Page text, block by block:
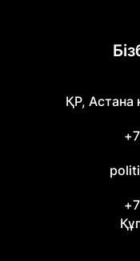
ҚР, Астана